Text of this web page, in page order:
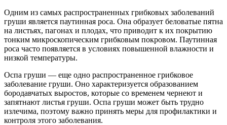
Одним из самых распространенных грибковых заболеваний
груши является паутинная роса. Она образует беловатые пятна
на листьях, пагонах и плодах, что приводит к их покрытию
тонким микроскопическим грибковым покровом. Паутинная
роса часто появляется в условиях повышенной влажности и
низкой температуры.
Оспа груши — еще одно распространенное грибковое
заболевание груши. Оно характеризуется образованием
бородавчатых выростов, которые со временем чернеют и
запятнают листья груши. Оспа груши может быть трудно
излечима, поэтому важно принять меры для профилактики и
контроля этого заболевания.